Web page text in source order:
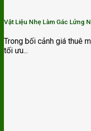
Vật Liệu Nhẹ Làm Gác Lửng
Trong bối cảnh giá thuê
tối ưu...